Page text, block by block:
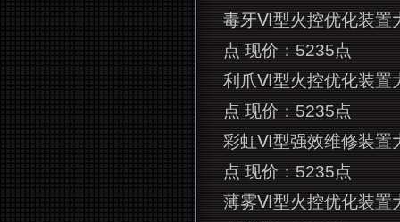
毒牙Ⅵ型火控优化装置
点 现价：5235点
利爪Ⅵ型火控优化装置
点 现价：5235点
彩虹Ⅵ型强效维修装置
点 现价：5235点
薄雾Ⅵ型火控优化装置